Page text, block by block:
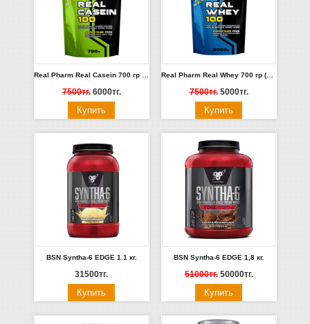
7500тг. 6000тг.
Real Pharm Real Whey 700 гр (белый шоколад - ананас, ванильно-миндальный, карамель, клубника) Польша
7500тг. 5000тг.
BSN Syntha-6 EDGE 1.1 кг.
31500тг.
BSN Syntha-6 EDGE 1,8 кг.
51000тг. 50000тг.